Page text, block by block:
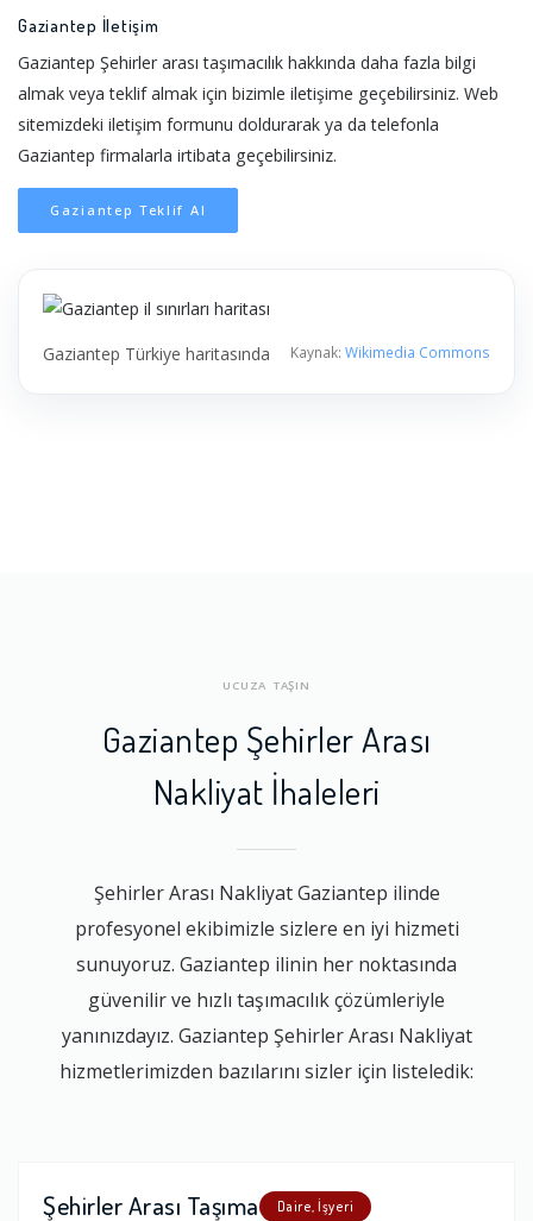
Gaziantep İletişim
Gaziantep Şehirler arası taşımacılık hakkında daha fazla bilgi
almak veya teklif almak için bizimle iletişime geçebilirsiniz. Web
sitemizdeki iletişim formunu doldurarak ya da telefonla
Gaziantep firmalarla irtibata geçebilirsiniz.
Gaziantep Teklif Al
Gaziantep Türkiye haritasında Kaynak: Wikimedia Commons
UCUZA TAŞIN
Gaziantep Şehirler Arası
Nakliyat İhaleleri
Şehirler Arası Nakliyat Gaziantep ilinde
profesyonel ekibimizle sizlere en iyi hizmeti
sunuyoruz. Gaziantep ilinin her noktasında
güvenilir ve hızlı taşımacılık çözümleriyle
yanınızdayız. Gaziantep Şehirler Arası Nakliyat
hizmetlerimizden bazılarını sizler için listeledik:
Şehirler Arası Taşıma Daire, İşyeri